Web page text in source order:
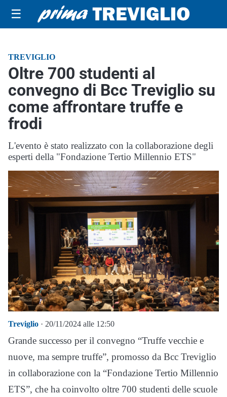
☰
TREVIGLIO
Oltre 700 studenti al
convegno di Bcc Treviglio su
come affrontare truffe e
frodi
L'evento è stato realizzato con la collaborazione degli
esperti della "Fondazione Tertio Millennio ETS"
Treviglio · 20/11/2024 alle 12:50
Grande successo per il convegno “Truffe vecchie e
nuove, ma sempre truffe”, promosso da Bcc Treviglio
in collaborazione con la “Fondazione Tertio Millennio
ETS”, che ha coinvolto oltre 700 studenti delle scuole